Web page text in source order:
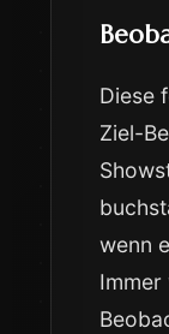
Diese
Ziel-
wenn
Immer